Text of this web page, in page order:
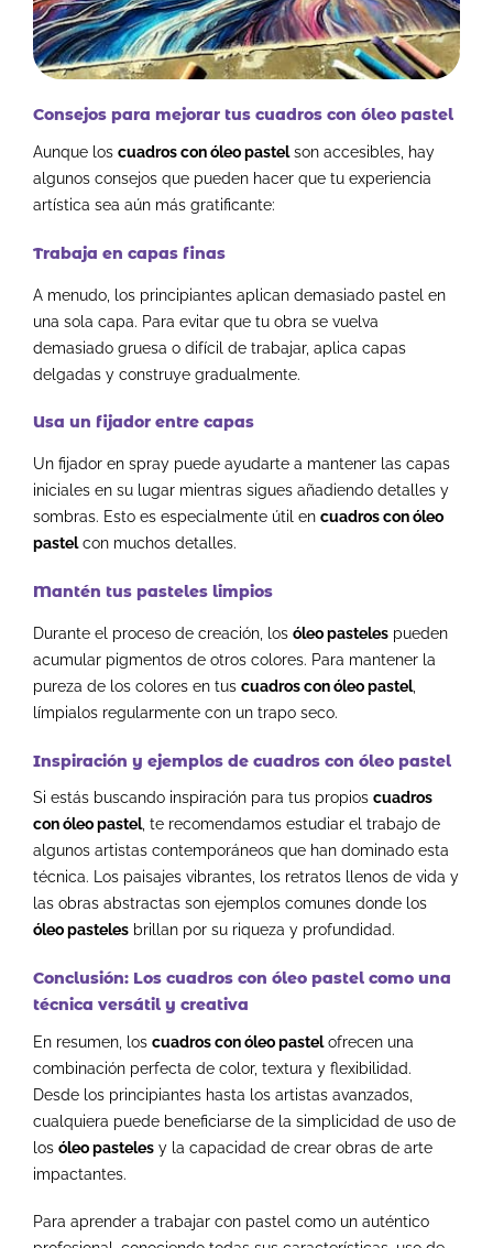
Consejos para mejorar tus cuadros con óleo pastel
Aunque los cuadros con óleo pastelson accesibles, hay
algunos consejos que pueden hacer que tu experiencia
artística sea aún más gratificante:
Trabaja en capas finas
A menudo, los principiantes aplican demasiado pastel en
una sola capa. Para evitar que tu obra se vuelva
demasiado gruesa o difícil de trabajar, aplica capas
delgadas y construye gradualmente.
Usa un fijador entre capas
Un fijador en spray puede ayudarte a mantener las capas
iniciales en su lugar mientras sigues añadiendo detalles y
sombras. Esto es especialmente útil en cuadros con óleo
pastelcon muchos detalles.
Mantén tus pasteles limpios
Durante el proceso de creación, los óleo pasteles pueden
acumular pigmentos de otros colores. Para mantener la
pureza de los colores en tus cuadros con óleo pastel,
límpialos regularmente con un trapo seco.
Inspiración y ejemplos de cuadros con óleo pastel
Si estás buscando inspiración para tus propios cuadros
con óleo pastel, te recomendamos estudiar el trabajo de
algunos artistas contemporáneos que han dominado esta
técnica. Los paisajes vibrantes, los retratos llenos de vida y
las obras abstractas son ejemplos comunes donde los
óleo pasteles brillan por su riqueza y profundidad.
Conclusión: Los cuadros con óleo pastel como una
técnica versátil y creativa
En resumen, los cuadros con óleo pastelofrecen una
combinación perfecta de color, textura y flexibilidad.
Desde los principiantes hasta los artistas avanzados,
cualquiera puede beneficiarse de la simplicidad de uso de
los óleo pasteles y la capacidad de crear obras de arte
impactantes.
Para aprender a trabajar con pastel como un auténtico